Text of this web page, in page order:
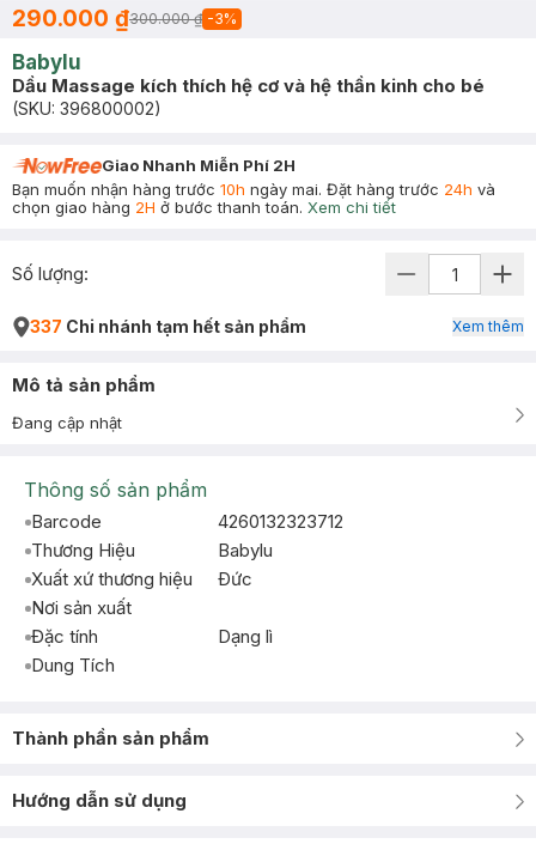
290.000 ₫300.000 ₫ -3%
Babylu
Dầu Massage kích thích hệ cơ và hệ thần kinh cho bé
(SKU: 396800002)
Giao Nhanh Miễn Phí 2H
Bạn muốn nhận hàng trước 10h ngày mai. Đặt hàng trước 24h và
chọn giao hàng 2H ở bước thanh toán. Xem chi tiết
Số lượng:
337 Chi nhánh tạm hết sản phẩm Xem thêm
Mô tả sản phẩm
Đang cập nhật
Thông số sản phẩm
Barcode
4260132323712
Thương Hiệu
Babylu
Xuất xứ thương hiệu
Ðức
Nơi sản xuất
Đặc tính
Dạng lì
Dung Tích
Thành phần sản phẩm
Hướng dẫn sử dụng